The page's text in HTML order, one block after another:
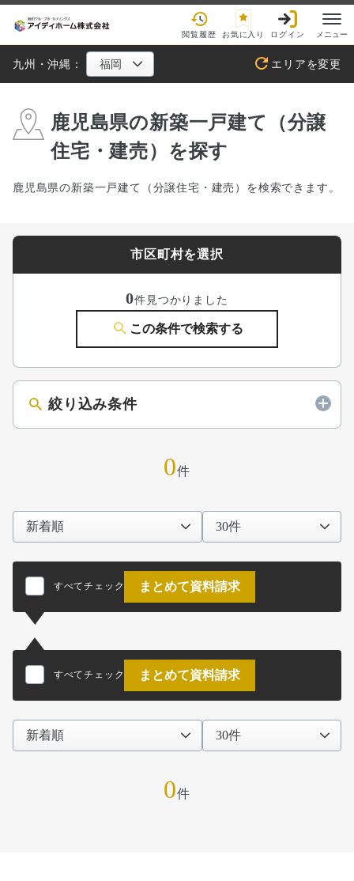
閲覧履歴 お気に入り ログイン メニュー
九州・沖縄： エリアを変更
鹿児島県の新築一戸建て（分譲
住宅・建売）を探す
鹿児島県の新築一戸建て（分譲住宅・建売）を検索できます。
市区町村を選択
0件見つかりました
この条件で検索する
絞り込み条件
0件
すべてチェック まとめて資料請求
すべてチェック まとめて資料請求
0件